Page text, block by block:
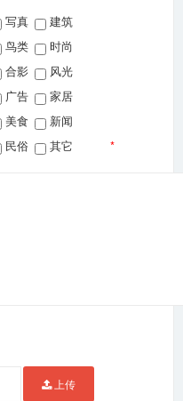
写真
建筑
鸟类
时尚
合影
风光
广告
家居
美食
新闻
民俗 其它 *
上传